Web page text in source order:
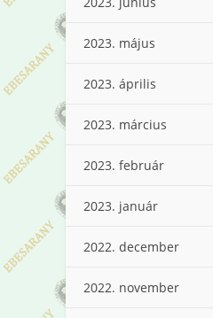
2023. május
2023. április
2023. március
2023. február
2023. január
2022. december
2022. november